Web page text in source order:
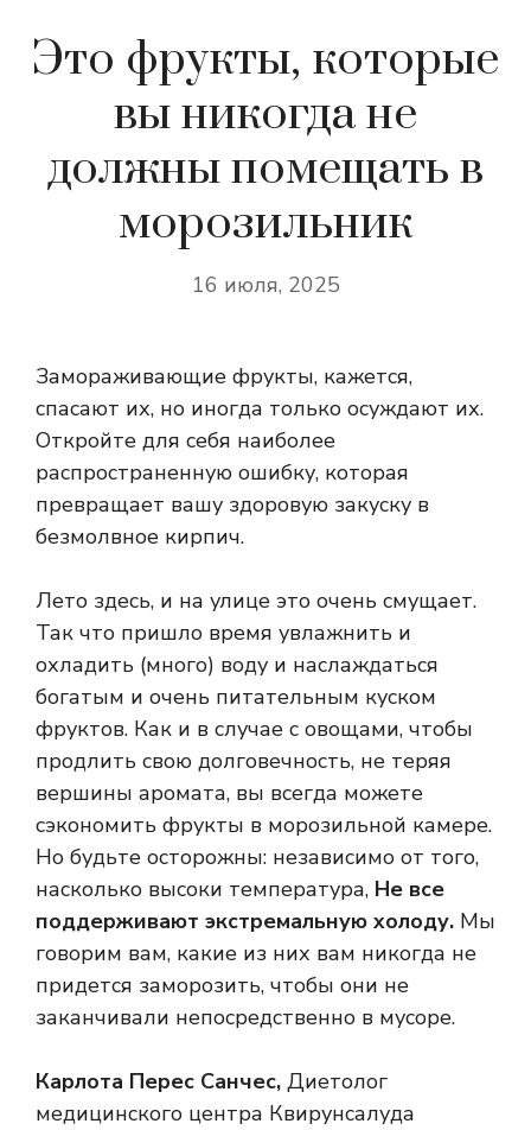
Это фрукты, которые
вы никогда не
должны помещать в
морозильник
16 июля, 2025
Замораживающие фрукты, кажется,
спасают их, но иногда только осуждают их.
Откройте для себя наиболее
распространенную ошибку, которая
превращает вашу здоровую закуску в
безмолвное кирпич.
Лето здесь, и на улице это очень смущает.
Так что пришло время увлажнить и
охладить (много) воду и наслаждаться
богатым и очень питательным куском
фруктов. Как и в случае с овощами, чтобы
продлить свою долговечность, не теряя
вершины аромата, вы всегда можете
сэкономить фрукты в морозильной камере.
Но будьте осторожны: независимо от того,
насколько высоки температура, Не все
поддерживают экстремальную холоду. Мы
говорим вам, какие из них вам никогда не
придется заморозить, чтобы они не
заканчивали непосредственно в мусоре.
Карлота Перес Санчес, Диетолог
медицинского центра Квирунсалуда